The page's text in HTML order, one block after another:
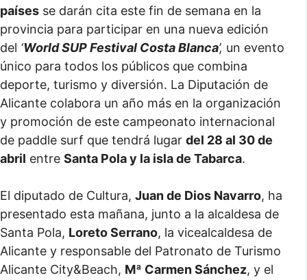
países se darán cita este fin de semana en la
provincia para participar en una nueva edición
del ‘World SUP Festival Costa Blanca’, un evento
único para todos los públicos que combina
deporte, turismo y diversión. La Diputación de
Alicante colabora un año más en la organización
y promoción de este campeonato internacional
de paddle surf que tendrá lugar del 28 al 30 de
abril entre Santa Pola y la isla de Tabarca.
El diputado de Cultura, Juan de Dios Navarro, ha
presentado esta mañana, junto a la alcaldesa de
Santa Pola, Loreto Serrano, la vicealcaldesa de
Alicante y responsable del Patronato de Turismo
Alicante City&Beach, Mª Carmen Sánchez, y el